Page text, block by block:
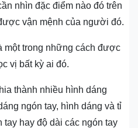
nhìn đặc điểm nào đó trên
vận mệnh của người đó.
một trong những cách được
vị bất kỳ ai đó.
thành nhiều hình dáng
ngón tay, hình dáng và tỉ
tay hay độ dài các ngón tay